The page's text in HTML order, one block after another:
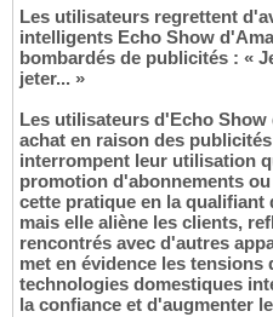
Les utilisateurs regrettent
intelligents Echo Show
bombardés de publicités : «
jeter... »
Les utilisateurs d'Echo
achat en raison des
interrompent leur utilisation
promotion d'abonnements
cette pratique en la qualifiant
mais elle aliène les clients,
rencontrés avec d'autres
met en évidence les tensions
technologies domestiques
la confiance et d'augmenter